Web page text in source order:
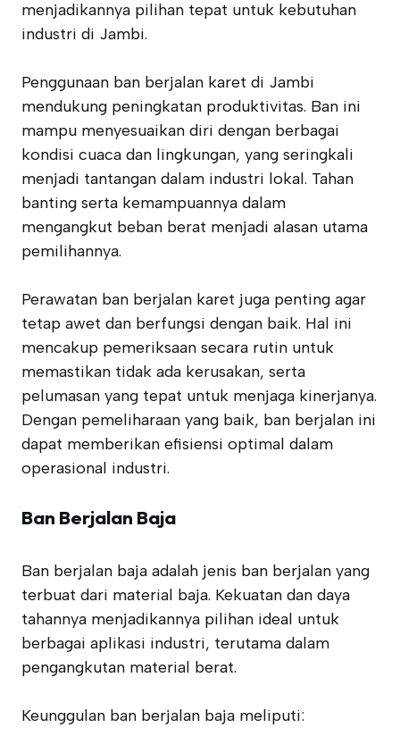
menjadikannya pilihan tepat untuk kebutuhan
industri di Jambi.
Penggunaan ban berjalan karet di Jambi
mendukung peningkatan produktivitas. Ban ini
mampu menyesuaikan diri dengan berbagai
kondisi cuaca dan lingkungan, yang seringkali
menjadi tantangan dalam industri lokal. Tahan
banting serta kemampuannya dalam
mengangkut beban berat menjadi alasan utama
pemilihannya.
Perawatan ban berjalan karet juga penting agar
tetap awet dan berfungsi dengan baik. Hal ini
mencakup pemeriksaan secara rutin untuk
memastikan tidak ada kerusakan, serta
pelumasan yang tepat untuk menjaga kinerjanya.
Dengan pemeliharaan yang baik, ban berjalan ini
dapat memberikan efisiensi optimal dalam
operasional industri.
Ban Berjalan Baja
Ban berjalan baja adalah jenis ban berjalan yang
terbuat dari material baja. Kekuatan dan daya
tahannya menjadikannya pilihan ideal untuk
berbagai aplikasi industri, terutama dalam
pengangkutan material berat.
Keunggulan ban berjalan baja meliputi: